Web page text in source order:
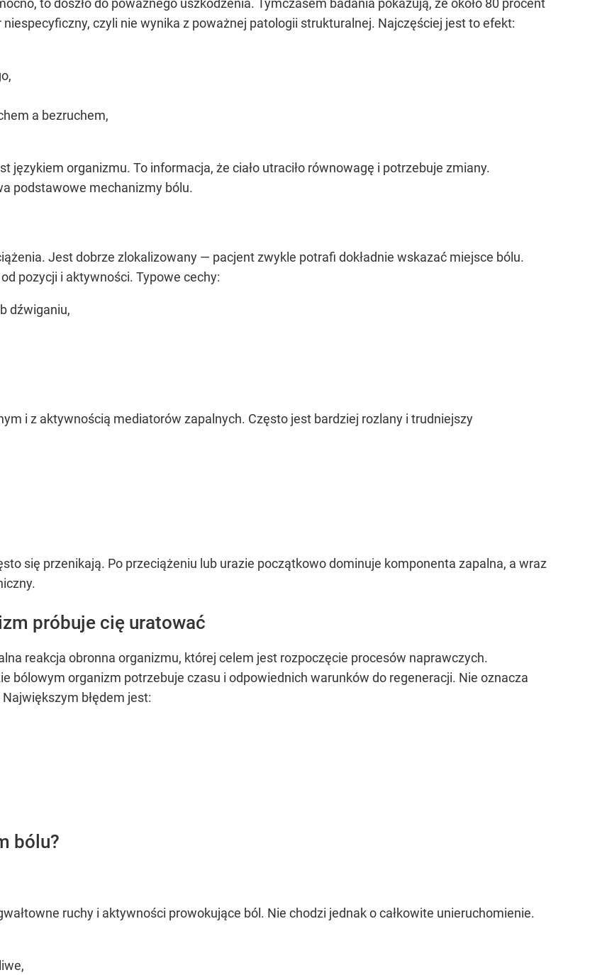
to doszło do poważnego uszkodzenia. Tymczasem badania pokazują, że około 80 procent
czyli nie wynika z poważnej patologii strukturalnej. Najczęściej jest to efekt:
a bezruchem,
językiem organizmu. To informacja, że ciało utraciło równowagę i potrzebuje zmiany.
podstawowe mechanizmy bólu.
Jest dobrze zlokalizowany — pacjent zwykle potrafi dokładnie wskazać miejsce bólu.
pozycji i aktywności. Typowe cechy:
dźwiganiu,
i z aktywnością mediatorów zapalnych. Często jest bardziej rozlany i trudniejszy
się przenikają. Po przeciążeniu lub urazie początkowo dominuje komponenta zapalna, a wraz
próbuje cię uratować
reakcja obronna organizmu, której celem jest rozpoczęcie procesów naprawczych.
bólowym organizm potrzebuje czasu i odpowiednich warunków do regeneracji. Nie oznacza
błędem jest:
bólu?
ruchy i aktywności prowokujące ból. Nie chodzi jednak o całkowite unieruchomienie.